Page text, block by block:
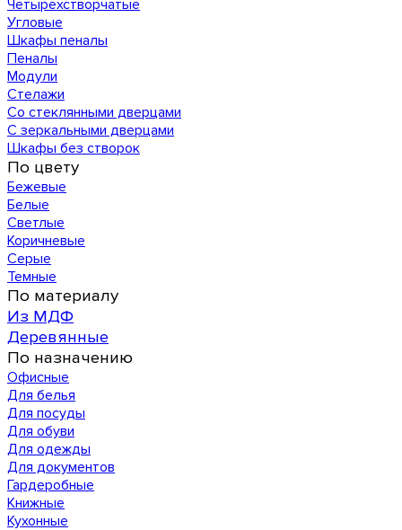
Четырехстворчатые
Угловые
Шкафы пеналы
Пеналы
Модули
Стелажи
Со стеклянными дверцами
С зеркальными дверцами
Шкафы без створок
По цвету
Бежевые
Белые
Светлые
Коричневые
Серые
Темные
По материалу
Из МДФ
Деревянные
По назначению
Офисные
Для белья
Для посуды
Для обуви
Для одежды
Для документов
Гардеробные
Книжные
Кухонные